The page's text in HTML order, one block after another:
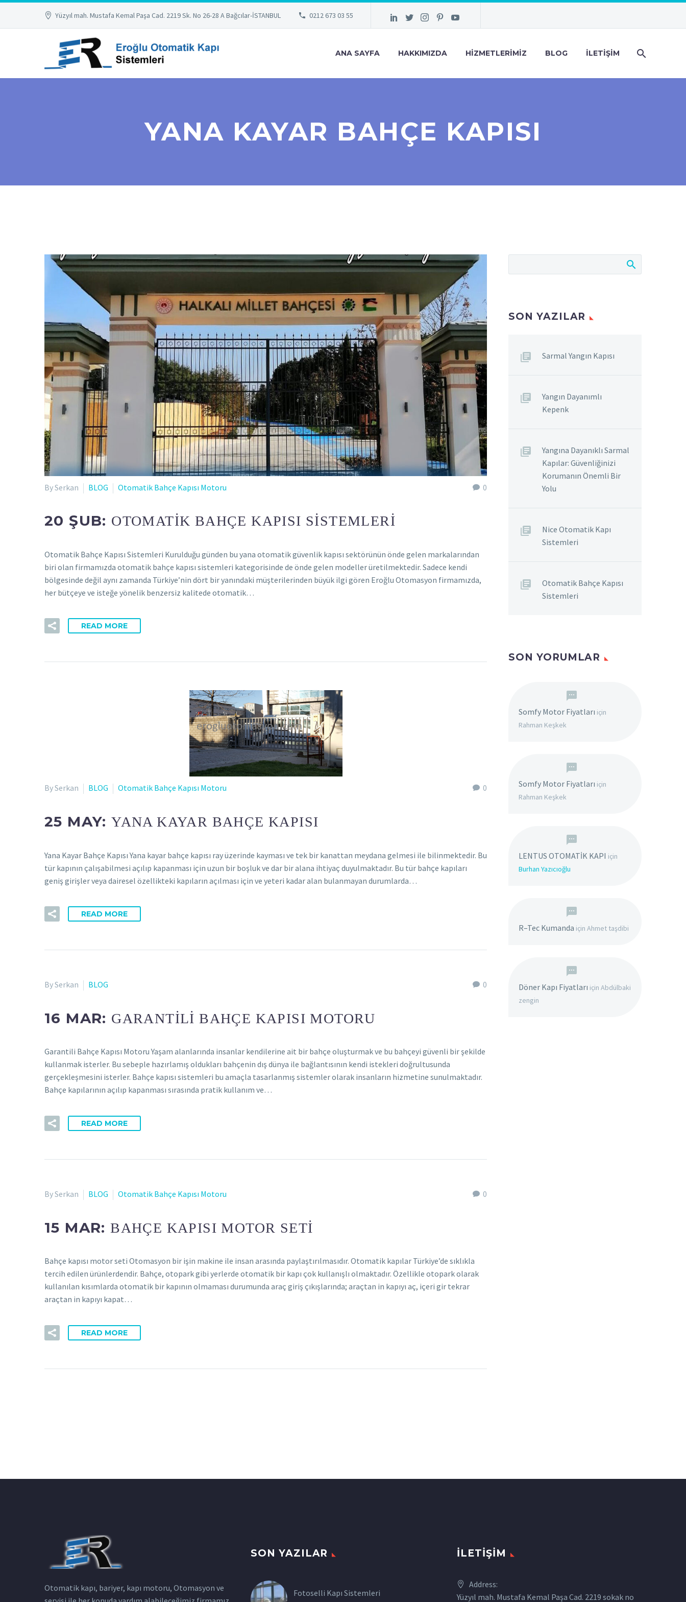
Yüzyıl mah. Mustafa Kemal Paşa Cad. 2219 Sk. No 26-28 A Bağcılar-İSTANBUL 0212 673 03 55
ANA SAYFA HAKKIMIZDA HIZMETLERIMIZ BLOG İLETIŞIM
YANA KAYAR BAHÇE KAPISI
0
By Serkan BLOG Otomatik Bahçe Kapısı Motoru
20 ŞUB: OTOMATIK BAHÇE KAPISI SISTEMLERI
Otomatik Bahçe Kapısı Sistemleri Kurulduğu günden bu yana otomatik güvenlik kapısı sektörünün önde gelen markalarından
biri olan firmamızda otomatik bahçe kapısı sistemleri kategorisinde de önde gelen modeller üretilmektedir. Sadece kendi
bölgesinde değil aynı zamanda Türkiye’nin dört bir yanındaki müşterilerinden büyük ilgi gören Eroğlu Otomasyon firmamızda,
her bütçeye ve isteğe yönelik benzersiz kalitede otomatik…
READ MORE
0
By Serkan BLOG Otomatik Bahçe Kapısı Motoru
25 MAY:YANA KAYAR BAHÇE KAPISI
Yana Kayar Bahçe Kapısı Yana kayar bahçe kapısı ray üzerinde kayması ve tek bir kanattan meydana gelmesi ile bilinmektedir. Bu
tür kapının çalışabilmesi açılıp kapanması için uzun bir boşluk ve dar bir alana ihtiyaç duyulmaktadır. Bu tür bahçe kapıları
geniş girişler veya dairesel özellikteki kapıların açılması için ve yeteri kadar alan bulanmayan durumlarda…
READ MORE
0
By Serkan BLOG
16 MAR: GARANTILI BAHÇE KAPISI MOTORU
Garantili Bahçe Kapısı Motoru Yaşam alanlarında insanlar kendilerine ait bir bahçe oluşturmak ve bu bahçeyi güvenli bir şekilde
kullanmak isterler. Bu sebeple hazırlamış oldukları bahçenin dış dünya ile bağlantısının kendi istekleri doğrultusunda
gerçekleşmesini isterler. Bahçe kapısı sistemleri bu amaçla tasarlanmış sistemler olarak insanların hizmetine sunulmaktadır.
Bahçe kapılarının açılıp kapanması sırasında pratik kullanım ve…
READ MORE
0
By Serkan BLOG Otomatik Bahçe Kapısı Motoru
15 MAR:BAHÇE KAPISI MOTOR SETI
Bahçe kapısı motor seti Otomasyon bir işin makine ile insan arasında paylaştırılmasıdır. Otomatik kapılar Türkiye’de sıklıkla
tercih edilen ürünlerdendir. Bahçe, otopark gibi yerlerde otomatik bir kapı çok kullanışlı olmaktadır. Özellikle otopark olarak
kullanılan kısımlarda otomatik bir kapının olmaması durumunda araç giriş çıkışlarında; araçtan in kapıyı aç, içeri gir tekrar
araçtan in kapıyı kapat…
READ MORE
SON YAZILAR
Sarmal Yangın Kapısı
Yangın Dayanımlı
Kepenk
Yangına Dayanıklı Sarmal
Kapılar: Güvenliğinizi
Korumanın Önemli Bir
Yolu
Nice Otomatik Kapı
Sistemleri
Otomatik Bahçe Kapısı
Sistemleri
SON YORUMLAR
Somfy Motor Fiyatları için
Rahman Keşkek
Somfy Motor Fiyatları için
Rahman Keşkek
LENTUS OTOMATİK KAPI için
Burhan Yazıcıoğlu
R–Tec Kumanda için Ahmet taşdibi
Döner Kapı Fiyatları için Abdülbaki
zengin
Otomatik kapı, bariyer, kapı motoru, Otomasyon ve
SON YAZILAR
Fotoselli Kapı Sistemleri
İLETIŞIM
Address:
Yüzyıl mah. Mustafa Kemal Paşa Cad. 2219 sokak no